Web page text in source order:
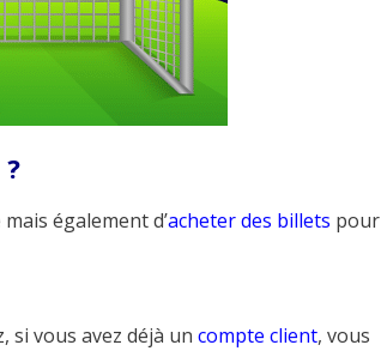
également d’acheter des billets pour
si vous avez déjà un compte client, vous